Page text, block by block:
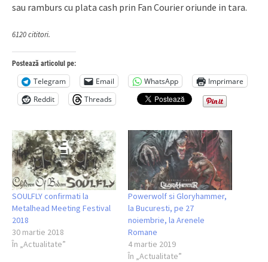
sau ramburs cu plata cash prin Fan Courier oriunde in tara.
6120 cititori.
Postează articolul pe:
Telegram Email WhatsApp
Imprimare
Reddit
Threads
SOULFLY confirmati la
Metalhead Meeting Festival
2018
30 martie 2018
În „Actualitate”
Powerwolf si Gloryhammer,
la Bucuresti, pe 27
noiembrie, la Arenele
Romane
4 martie 2019
În „Actualitate”